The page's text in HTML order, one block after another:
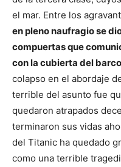
el mar. Entre los
en pleno naufragio se
compuertas que
con la cubierta del
colapso en el abordaje
terrible del asunto fue
quedaron atrapados
terminaron sus vidas
del Titanic ha quedado
como una terrible